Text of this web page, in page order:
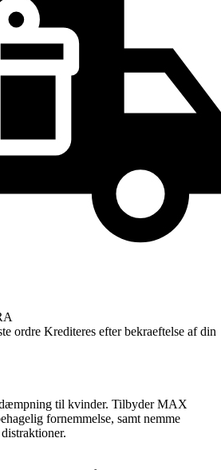
ordre Krediteres efter bekraeftelse af din
til kvinder. Tilbyder MAX
fornemmelse, samt nemme